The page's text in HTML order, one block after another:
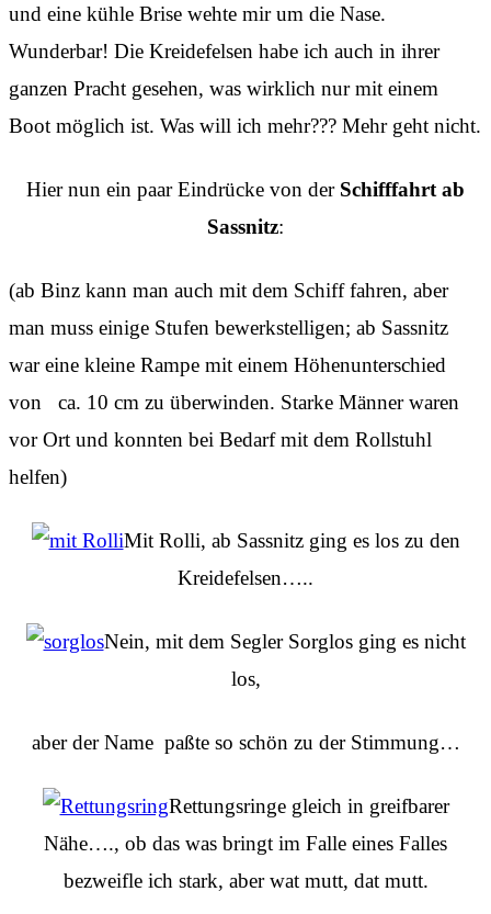
und eine kühle Brise wehte mir um die Nase.
Wunderbar! Die Kreidefelsen habe ich auch in ihrer
ganzen Pracht gesehen, was wirklich nur mit einem
Boot möglich ist. Was will ich mehr??? Mehr geht nicht.
Hier nun ein paar Eindrücke von derSchifffahrt ab
Sassnitz:
(ab Binz kann man auch mit dem Schiff fahren, aber
man muss einige Stufen bewerkstelligen; ab Sassnitz
war eine kleine Rampe mit einem Höhenunterschied
von ca. 10 cm zu überwinden. Starke Männer waren
vor Ort und konnten bei Bedarf mit dem Rollstuhl
helfen)
Mit Rolli, ab Sassnitz ging es los zu den
Kreidefelsen…..
Nein, mit dem Segler Sorglos ging es nicht
los,
aber der Name paßte so schön zu der Stimmung…
Rettungsringe gleich in greifbarer
Nähe…., ob das was bringt im Falle eines Falles
bezweifle ich stark, aber wat mutt, dat mutt.